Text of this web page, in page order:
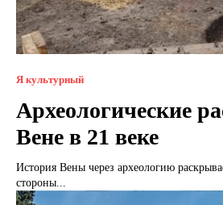
Я культурный
Археологические
Вене в 21 веке
История Вены через археологию
стороны...